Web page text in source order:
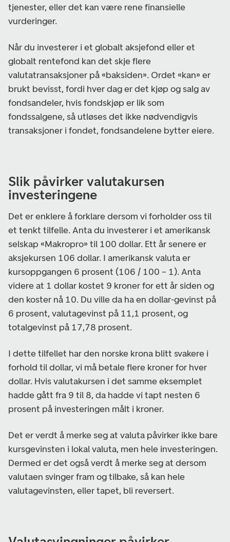
tjenester, eller det kan være rene finansielle
vurderinger.
Når du investerer i et globalt aksjefond eller et
globalt rentefond kan det skje flere
valutatransaksjoner på «baksiden». Ordet «kan» er
brukt bevisst, fordi hver dag er det kjøp og salg av
fondsandeler, hvis fondskjøp er lik som
fondssalgene, så utløses det ikke nødvendigvis
transaksjoner i fondet, fondsandelene bytter eiere.
Slik påvirker valutakursen
investeringene
Det er enklere å forklare dersom vi forholder oss til
et tenkt tilfelle. Anta du investerer i et amerikansk
selskap «Makropro» til 100 dollar. Ett år senere er
aksjekursen 106 dollar. I amerikansk valuta er
kursoppgangen 6 prosent (106 / 100 – 1). Anta
videre at 1 dollar kostet 9 kroner for ett år siden og
den koster nå 10. Du ville da ha en dollar-gevinst på
6 prosent, valutagevinst på 11,1 prosent, og
totalgevinst på 17,78 prosent.
I dette tilfellet har den norske krona blitt svakere i
forhold til dollar, vi må betale flere kroner for hver
dollar. Hvis valutakursen i det samme eksemplet
hadde gått fra 9 til 8, da hadde vi tapt nesten 6
prosent på investeringen målt i kroner.
Det er verdt å merke seg at valuta påvirker ikke bare
kursgevinsten i lokal valuta, men hele investeringen.
Dermed er det også verdt å merke seg at dersom
valutaen svinger fram og tilbake, så kan hele
valutagevinsten, eller tapet, bli reversert.